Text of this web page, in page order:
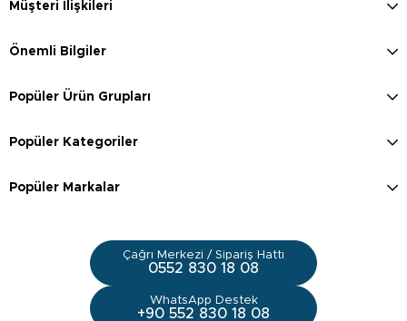
Müşteri İlişkileri
Önemli Bilgiler
Popüler Ürün Grupları
Popüler Kategoriler
Popüler Markalar
Çağrı Merkezi / Sipariş Hattı
0552 830 18 08
WhatsApp Destek
+90 552 830 18 08